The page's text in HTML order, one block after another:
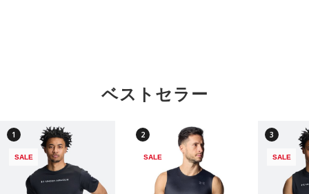
ベストセラー
1
SALE
2
SALE
3
SALE